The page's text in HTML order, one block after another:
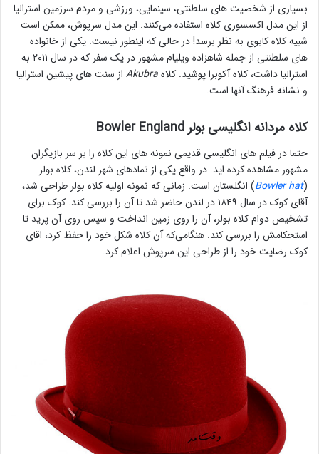
بسیاری از شخصیت های سلطنتی، سینمایی، ورزشی و مردم سرزمین استرالیا
از این مدل اکسسوری کلاه استفاده می‌کنند. این مدل سرپوش، ممکن است
شبیه کلاه کابوی به نظر برسد! در حالی که اینطور نیست. یکی از خانواده
های سلطنتی از جمله شاهزاده ویلیام مشهور در یک سفر که در سال ۲۰۱۱ به
استرالیا داشت، کلاه آکوبرا پوشید. کلاهAkubra از سنت های پیشین استرالیا
و نشانه فرهنگ آنها است.
کلاه مردانه انگلیسی بولر Bowler England
حتما در فیلم های انگلیسی قدیمی نمونه های این کلاه را بر سر بازیگران
مشهور مشاهده کرده اید. در واقع یکی از نمادهای شهر لندن، کلاه بولر
(
Bowler hat) انگلستان است. زمانی که نمونه اولیه کلاه بولر طراحی شد،
آقای کوک در سال ۱۸۴۹ در لندن حاضر شد تا آن را بررسی کند. کوک برای
تشخیص دوام کلاه بولر، آن را روی زمین انداخت و سپس روی آن پرید تا
استحکامش را بررسی کند. هنگامی‌که آن کلاه شکل خود را حفظ کرد، اقای
کوک رضایت خود را از طراحی این سرپوش اعلام کرد.